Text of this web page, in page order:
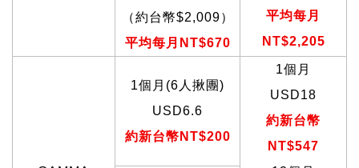
平均每月
NT$2,205
（約台幣$2,009）
平均每月NT$670
1個月(6人揪團)
USD6.6
約新台幣NT$200
1個月
USD18
約新台幣
NT$547